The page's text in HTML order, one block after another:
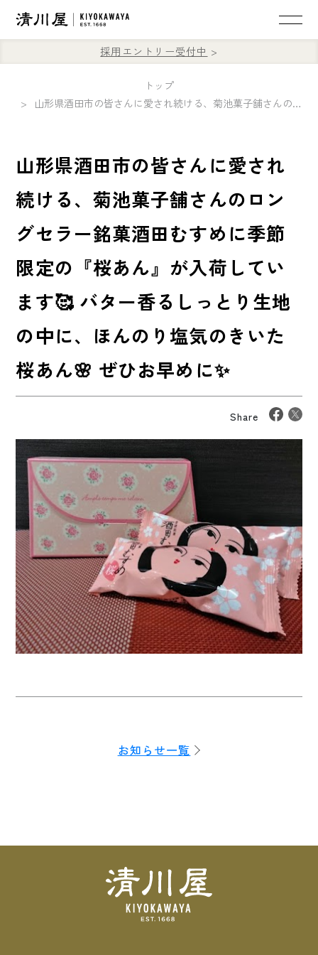
採用エントリー受付中
トップ
山形県酒田市の皆さんに愛され続ける、菊池菓子舗さんのロングセラー銘菓酒田むすめに季節限定の『桜あん』が入荷しています🥰 バター香るしっとり生地の中に、ほんのり塩気のきいた桜あん🌸 ぜひお早めに✨
山形県酒田市の皆さんに愛され
続ける、菊池菓子舗さんのロン
グセラー銘菓酒田むすめに季節
限定の『桜あん』が入荷してい
ます🥰 バター香るしっとり生地
の中に、ほんのり塩気のきいた
桜あん🌸 ぜひお早めに✨
Share
お知らせ一覧